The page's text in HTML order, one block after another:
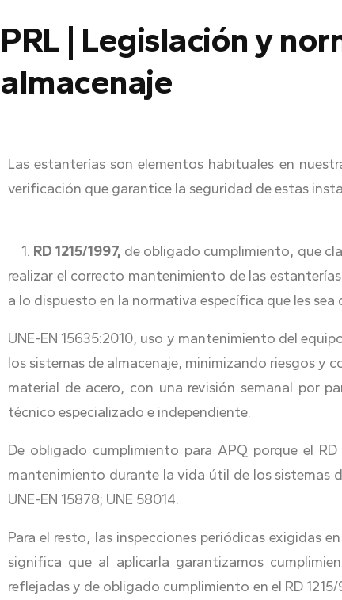
PRL | Legislación y
almacenaje
Las estanterías son elementos habituales en
verificación que garantice la seguridad de estas
1. RD 1215/1997, de obligado cumplimiento, que
realizar el correcto mantenimiento de las
a lo dispuesto en la normativa específica que les
UNE-EN 15635:2010, uso y mantenimiento del
los sistemas de almacenaje, minimizando riesgos y
material de acero, con una revisión semanal por
técnico especializado e independiente.
De obligado cumplimiento para APQ porque el
mantenimiento durante la vida útil de los sistemas
UNE-EN 15878; UNE 58014.
Para el resto, las inspecciones periódicas exigidas
significa que al aplicarla garantizamos
reflejadas y de obligado cumplimiento en el RD